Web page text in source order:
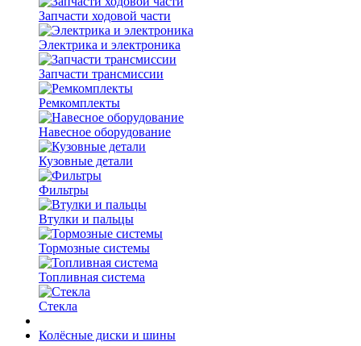
Запчасти ходовой части
Электрика и электроника
Запчасти трансмиссии
Ремкомплекты
Навесное оборудование
Кузовные детали
Фильтры
Втулки и пальцы
Тормозные системы
Топливная система
Стекла
Колёсные диски и шины